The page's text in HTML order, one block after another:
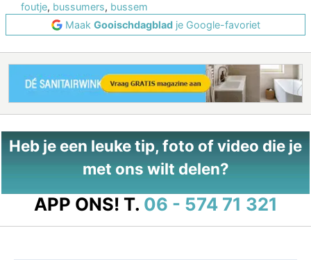
foutje, bussumers, bussem
Maak Gooischdagbladje Google-favoriet
Heb je een leuke tip, foto of video die je
met ons wilt delen?
APP ONS! T. 06 - 574 71 321